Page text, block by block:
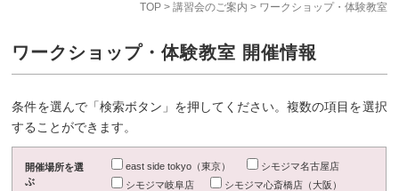
TOP> 講習会のご案内 > ワークショップ・体験教室
ワークショップ・体験教室 開催情報
条件を選んで「検索ボタン」を押してください。複数の項目を選択
することができます。
開催場所を選
ぶ
east side tokyo（東京）
シモジマ名古屋店
シモジマ岐阜店
シモジマ心斎橋店（大阪）